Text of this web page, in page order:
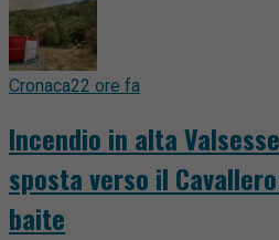
Cronaca22 ore fa
Incendio in alta
sposta verso il
baite